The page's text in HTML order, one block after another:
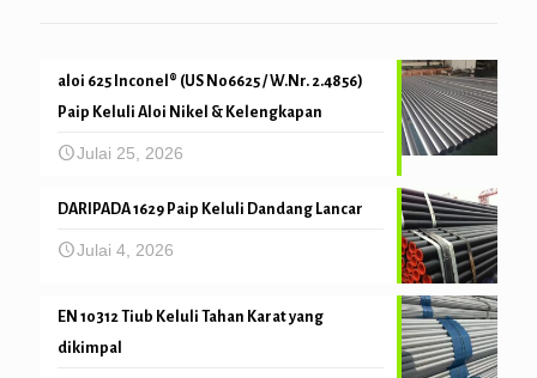
aloi 625 Inconel® (US N06625 / W.Nr. 2.4856)
Paip Keluli Aloi Nikel & Kelengkapan
Julai 25, 2026
DARIPADA 1629 Paip Keluli Dandang Lancar
Julai 4, 2026
EN 10312 Tiub Keluli Tahan Karat yang
dikimpal